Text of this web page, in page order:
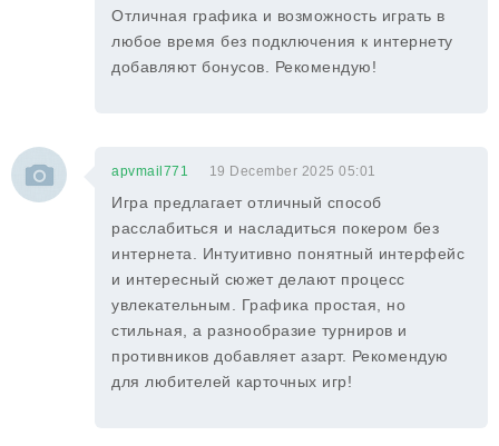
Отличная графика и возможность играть в
любое время без подключения к интернету
добавляют бонусов. Рекомендую!
apvmail771 19 December 2025 05:01
Игра предлагает отличный способ
расслабиться и насладиться покером без
интернета. Интуитивно понятный интерфейс
и интересный сюжет делают процесс
увлекательным. Графика простая, но
стильная, а разнообразие турниров и
противников добавляет азарт. Рекомендую
для любителей карточных игр!